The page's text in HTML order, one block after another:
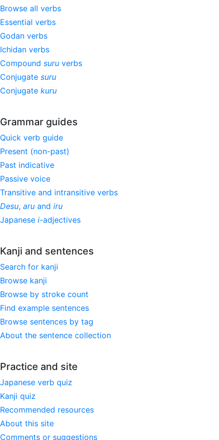
Browse all verbs
Essential verbs
Godan verbs
Ichidan verbs
Compound suru verbs
Conjugate suru
Conjugate kuru
Grammar guides
Quick verb guide
Present (non-past)
Past indicative
Passive voice
Transitive and intransitive verbs
Desu, aru and iru
Japanese i-adjectives
Kanji and sentences
Search for kanji
Browse kanji
Browse by stroke count
Find example sentences
Browse sentences by tag
About the sentence collection
Practice and site
Japanese verb quiz
Kanji quiz
Recommended resources
About this site
Comments or suggestions